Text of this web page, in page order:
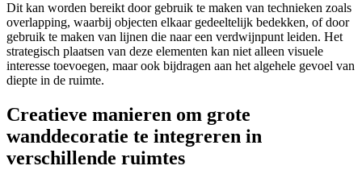
Dit kan worden bereikt door gebruik te maken van technieken zoals
overlapping, waarbij objecten elkaar gedeeltelijk bedekken, of door
gebruik te maken van lijnen die naar een verdwijnpunt leiden. Het
strategisch plaatsen van deze elementen kan niet alleen visuele
interesse toevoegen, maar ook bijdragen aan het algehele gevoel van
diepte in de ruimte.
Creatieve manieren om grote
wanddecoratie te integreren in
verschillende ruimtes